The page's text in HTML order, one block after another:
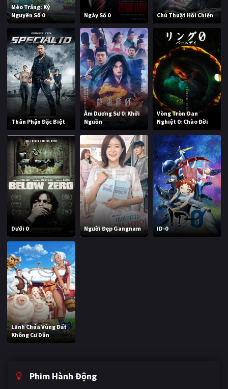
Mèo Trắng: Kỷ
Nguyên Số 0
Ngày Số 0 Chú Thuật Hồi Chiến
Thân Phận Đặc Biệt
Âm Dương Sư 0: Khởi
Nguồn
Vòng Tròn Oan
Nghiệt 0: Chào Đời
Dưới 0 Người Đẹp Gangnam ID-0
Lãnh Chúa Vùng Đất
Không Cư Dân
Phim Hành Động